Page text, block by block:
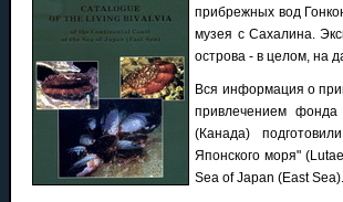
прибрежных вод
музея с Сахалина.
острова - в целом, на
Вся информация о
привлечением фонда
(Канада)
Японского моря"
Sea of Japan (East